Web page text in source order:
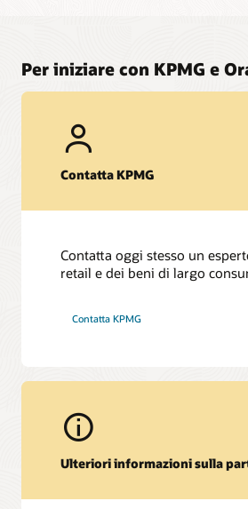
Per iniziare con KPMG e
Contatta KPMG
Contatta oggi stesso un
retail e dei beni di largo
Contatta KPMG
Ulteriori informazioni sulla